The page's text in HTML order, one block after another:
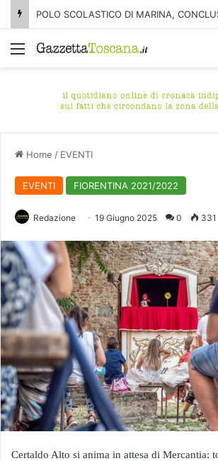
Menu
Home / EVENTI
EVENTI FIORENTINA 2021/2022
Redazione 19 Giugno 2025 0 331
Certaldo Alto si anima in attesa di Mercantia: